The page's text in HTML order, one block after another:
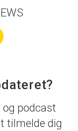
og podcast
tilmelde dig